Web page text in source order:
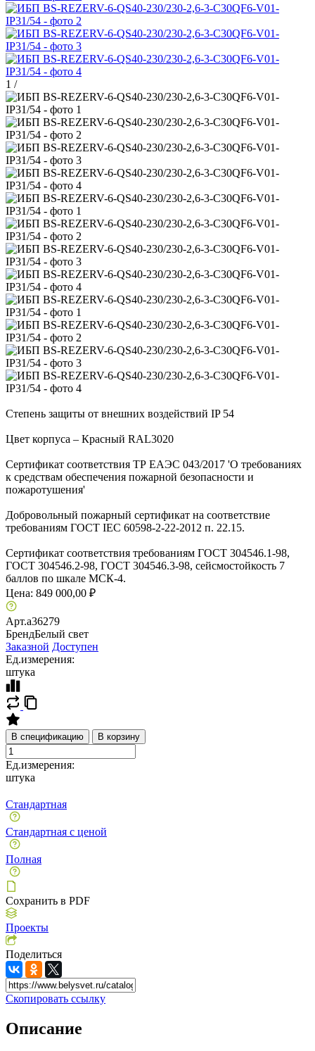
1 /
Степень защиты от внешних воздействий IP 54
Цвет корпуса – Красный RAL3020
Сертификат соответствия ТР ЕАЭС 043/2017 'О требованиях
к средствам обеспечения пожарной безопасности и
пожаротушения'
Добровольный пожарный сертификат на соответствие
требованиям ГОСТ IEC 60598-2-22-2012 п. 22.15.
Сертификат соответствия требованиям ГОСТ 304546.1-98,
ГОСТ 304546.2-98, ГОСТ 304546.3-98, сейсмостойкость 7
баллов по шкале МСК-4.
Цена: 849 000,00 ₽
Арт.a36279
БрендБелый свет
Заказной Доступен
Ед.измерения:
штука
В спецификацию В корзину
Ед.измерения:
штука
Стандартная
Стандартная с ценой
Полная
Сохранить в PDF
Проекты
Поделиться
Скопировать ссылку
Описание